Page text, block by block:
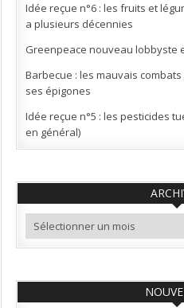
Idée reçue n°6 : les fruits et
a plusieurs décennies
Greenpeace nouveau lobbyste
Barbecue : les mauvais
ses épigones
Idée reçue n°5 : les pesticides
en général)
Archives